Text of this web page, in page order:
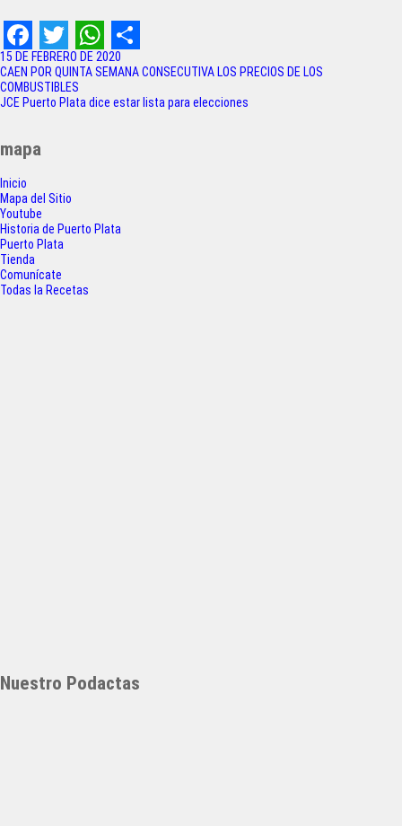
F
a
e
b
o
o
k
T
w
t
e
r
W
h
p
S
h
15 DE FEBRERO DE 2020
Navegación
de
CAEN POR QUINTA SEMANA CONSECUTIVA LOS PRECIOS DE LOS
COMBUSTIBLES
JCE Puerto Plata dice estar lista para elecciones
mapa
Inicio
Mapa del Sitio
Youtube
Historia de Puerto Plata
Puerto Plata
Tienda
Comunícate
Todas la Recetas
Nuestro Podactas